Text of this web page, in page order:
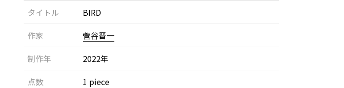
タイトル
BIRD
作家
菅谷晋一
制作年
2022年
点数
1 piece